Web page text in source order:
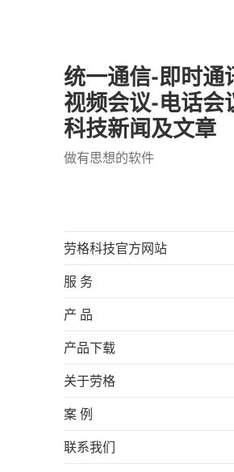
统一通信-即时通
视频会议-电话会
科技新闻及文章
做有思想的软件
劳格科技官方网站
服 务
产 品
产品下载
关于劳格
案 例
联系我们